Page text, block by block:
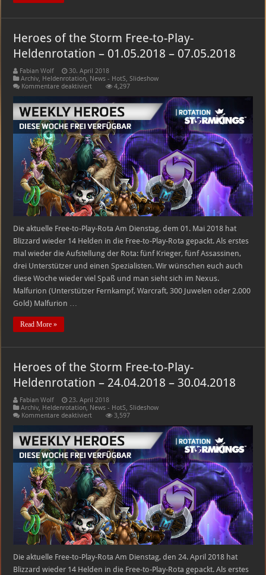
Heroes of the Storm Free-to-Play-
Heldenrotation – 01.05.2018 – 07.05.2018
Fabian Wolf
30. April 2018
Archiv, Heldenrotation, News - HotS,Slideshow
Kommentare deaktiviertfür
of
the
Storm
Free-
to-
Play-
Heldenrotation
–
01.05.2018
–
07.05.2018
4,297
Die aktuelle Free-to-Play-Rota Am Dienstag, dem 01. Mai 2018 hat
Blizzard wieder 14 Helden in die Free-to-Play-Rota gepackt. Als erstes
mal wieder die Aufstellung der Rota: fünf Krieger, fünf Assassinen,
drei Unterstützer und einen Spezialisten. Wir wünschen euch auch
diese Woche wieder viel Spaß und man sieht sich im Nexus.
Malfurion (Unterstützer Fernkampf, Warcraft, 300 Juwelen oder 2.000
Gold) Malfurion …
Read More »
Heroes of the Storm Free-to-Play-
Heldenrotation – 24.04.2018 – 30.04.2018
Fabian Wolf
23. April 2018
Archiv, Heldenrotation, News - HotS,Slideshow
Kommentare deaktiviertfür
of
the
Storm
Free-
to-
Play-
Heldenrotation
–
24.04.2018
–
30.04.2018
3,597
Die aktuelle Free-to-Play-Rota Am Dienstag, den 24. April 2018 hat
Blizzard wieder 14 Helden in die Free-to-Play-Rota gepackt. Als erstes